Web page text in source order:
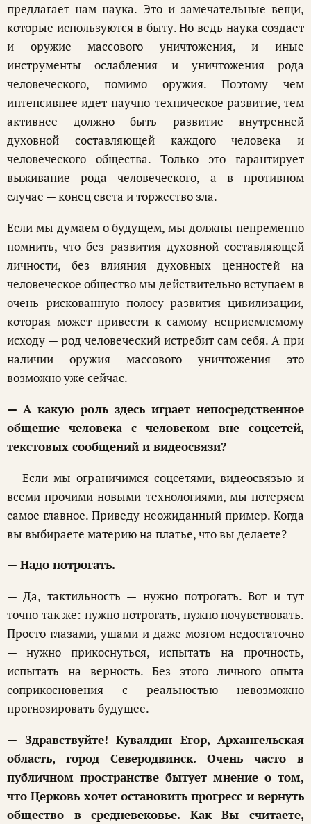
предлагает нам наука. Это и замечательные вещи,
которые используются в быту. Но ведь наука создает
и оружие массового уничтожения, и иные
инструменты ослабления и уничтожения рода
человеческого, помимо оружия. Поэтому чем
интенсивнее идет научно-техническое развитие, тем
активнее должно быть развитие внутренней
духовной составляющей каждого человека и
человеческого общества. Только это гарантирует
выживание рода человеческого, а в противном
случае — конец света и торжество зла.
Если мы думаем о будущем, мы должны непременно
помнить, что без развития духовной составляющей
личности, без влияния духовных ценностей на
человеческое общество мы действительно вступаем в
очень рискованную полосу развития цивилизации,
которая может привести к самому неприемлемому
исходу — род человеческий истребит сам себя. А при
наличии оружия массового уничтожения это
возможно уже сейчас.
— А какую роль здесь играет непосредственное
общение человека с человеком вне соцсетей,
текстовых сообщений и видеосвязи?
— Если мы ограничимся соцсетями, видеосвязью и
всеми прочими новыми технологиями, мы потеряем
самое главное. Приведу неожиданный пример. Когда
вы выбираете материю на платье, что вы делаете?
— Надо потрогать.
— Да, тактильность — нужно потрогать. Вот и тут
точно так же: нужно потрогать, нужно почувствовать.
Просто глазами, ушами и даже мозгом недостаточно
— нужно прикоснуться, испытать на прочность,
испытать на верность. Без этого личного опыта
соприкосновения с реальностью невозможно
прогнозировать будущее.
— Здравствуйте! Кувалдин Егор, Архангельская
область, город Северодвинск. Очень часто в
публичном пространстве бытует мнение о том,
что Церковь хочет остановить прогресс и вернуть
общество в средневековье. Как Вы считаете,